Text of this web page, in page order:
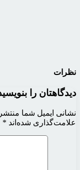
نظرات
دیدگاهتان را
نشانی ایمیل شما
علامت‌گذاری شده‌اند *